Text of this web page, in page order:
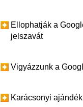
Ellophatják a
jelszavát
Vigyázzunk a
Karácsonyi